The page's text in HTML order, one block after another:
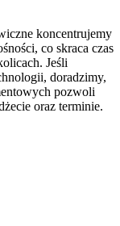
koncentrujemy
co skraca czas
Jeśli
doradzimy,
pozwoli
oraz terminie.